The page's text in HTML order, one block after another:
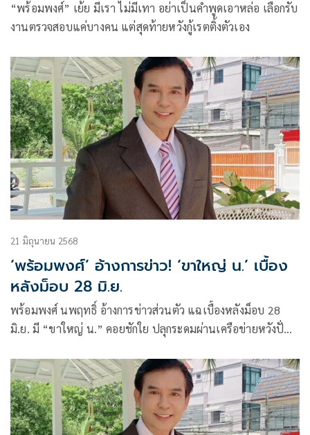
“พร้อมพงศ์” เย้ย มีเรา ไม่มีเทา อย่าเป็นคำพูดเอาหล่อ เลือกรับ
งานตรวจสอบแค่บางคน แต่สุดท้ายหวังกู้เรตติ้งตัวเอง
21 มิถุนายน 2568
‘พร้อมพงศ์’ อ้างการข่าว! ‘ขาใหญ่ น.’ เบื้อง
หลังม็อบ 28 มิ.ย.
พร้อมพงศ์ นพฤทธิ์ อ้างการข่าวส่วนตัว แฉเบื้องหลังม็อบ 28
มิ.ย. มี “ขาใหญ่ น.” คอยชักใย ปลุกระดมผ่านเครือข่ายหวังปั่น
ขาประจำหวังล้มรัฐบาลนอกกติกา จ้องให้เกิดรัฐประหารอีกระลอก
ย้ำ กองทัพ-รัฐบาลแนบแน่น ไร้รอยร้าว